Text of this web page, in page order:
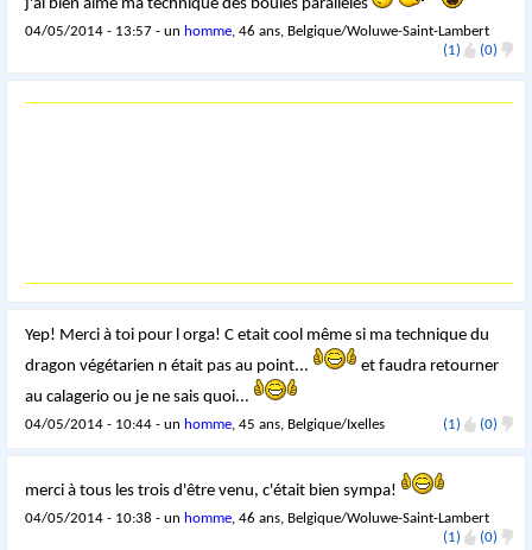
j'ai bien aimé ma technique des boules parallèles
04/05/2014 - 13:57 - un homme, 46 ans, Belgique/Woluwe-Saint-Lambert
(1)
(0)
Yep! Merci à toi pour l orga! C etait cool même si ma technique du
dragon végétarien n était pas au point...
et faudra retourner
au calagerio ou je ne sais quoi...
04/05/2014 - 10:44 - un homme, 45 ans, Belgique/Ixelles (1) (0)
merci à tous les trois d'être venu, c'était bien sympa!
04/05/2014 - 10:38 - un homme, 46 ans, Belgique/Woluwe-Saint-Lambert
(1)
(0)